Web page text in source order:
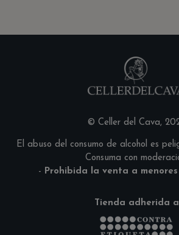
© Celler del Cava,
El abuso del consumo de alcohol es
Consuma con
- Prohibida la venta a menores
Tienda adherida a